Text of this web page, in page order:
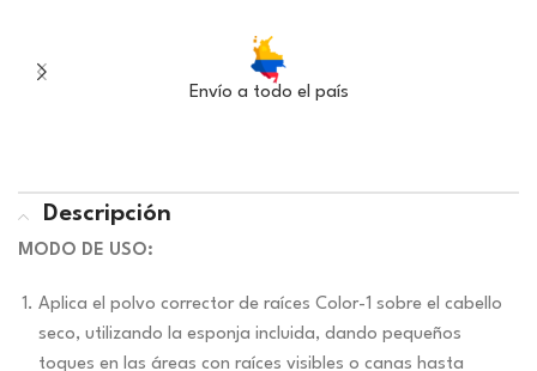
Envío a todo el país
Descripción
MODO DE USO:
Aplica el polvo corrector de raíces Color-1 sobre el cabello
seco, utilizando la esponja incluida, dando pequeños
toques en las áreas con raíces visibles o canas hasta